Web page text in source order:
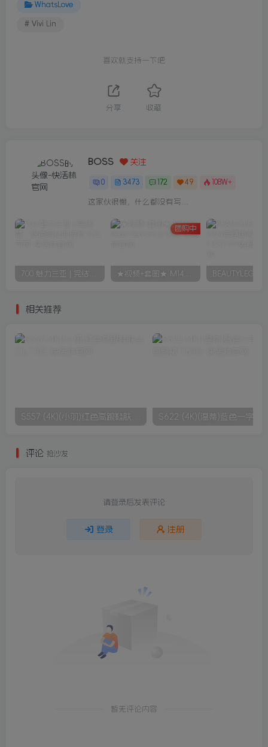
WhatsLove
# Vivi Lin
喜欢就支持一下吧
分享 收藏
BOSS 关注
0 3473 172 49 108W+
这家伙很懒，什么都没有写...
团购中
相关推荐
评论 抢沙发
请登录后发表评论
登录 注册
暂无评论内容